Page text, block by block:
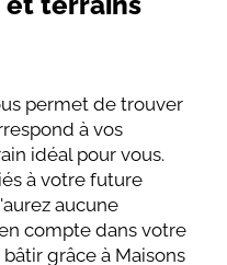
permet de trouver
à vos
idéal pour vous.
à votre future
aucune
compte dans votre
grâce à Maisons